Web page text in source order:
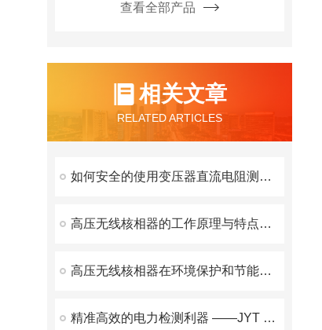
查看全部产品
相关文章
RELATED ARTICLES
如何安全的使用变压器直流电阻测试仪？
高压无线核相器的工作原理与特点解析
高压无线核相器在环境保护和节能减排方面的贡献
精准高效的电力检测利器 ——JYT 变压器变比测试仪优势解析